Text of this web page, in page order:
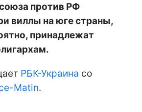
против РФ
виллы на юге страны,
принадлежат
РБК-Украина со
Matin.